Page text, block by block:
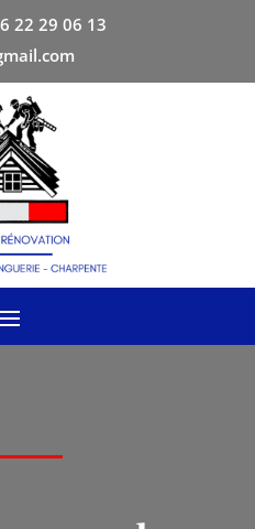
22 29 06 13